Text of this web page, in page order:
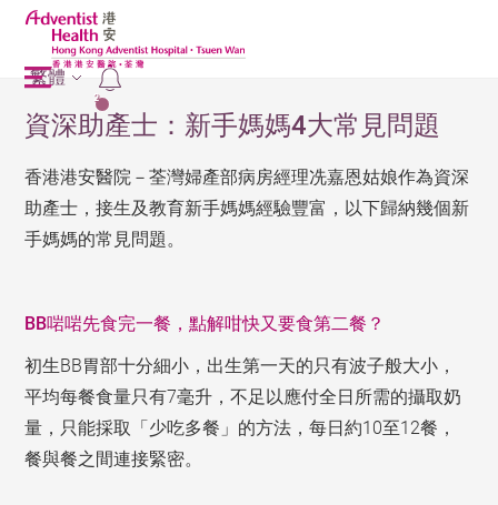
2
繁體
資深助產士：新手媽媽4大常見問題
香港港安醫院－荃灣婦產部病房經理冼嘉恩姑娘作為資深
助產士，接生及教育新手媽媽經驗豐富，以下歸納幾個新
手媽媽的常見問題。
BB啱啱先食完一餐，點解咁快又要食第二餐？
初生BB胃部十分細小，出生第一天的只有波子般大小，
平均每餐食量只有7毫升，不足以應付全日所需的攝取奶
量，只能採取「少吃多餐」的方法，每日約10至12餐，
餐與餐之間連接緊密。